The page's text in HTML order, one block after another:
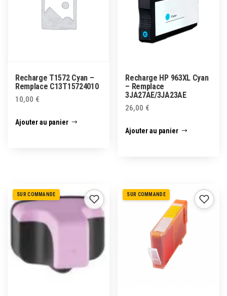
Recharge T1572 Cyan –
Remplace C13T15724010
10,00 €
Ajouter au panier
Recharge HP 963XL Cyan
– Remplace
3JA27AE/3JA23AE
26,00 €
Ajouter au panier
SUR COMMANDE SUR COMMANDE